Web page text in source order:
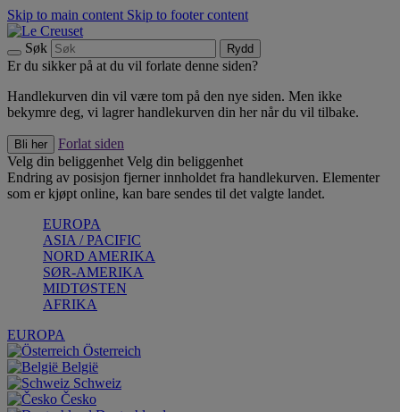
Skip to main content Skip to footer content
Søk Rydd
Er du sikker på at du vil forlate denne siden?
Handlekurven din vil være tom på den nye siden. Men ikke
bekymre deg, vi lagrer handlekurven din her når du vil tilbake.
Bli her
Forlat siden
Velg din beliggenhet Velg din beliggenhet
Endring av posisjon fjerner innholdet fra handlekurven. Elementer
som er kjøpt online, kan bare sendes til det valgte landet.
EUROPA
ASIA / PACIFIC
NORD AMERIKA
SØR-AMERIKA
MIDTØSTEN
AFRIKA
EUROPA
Österreich
België
Schweiz
Česko